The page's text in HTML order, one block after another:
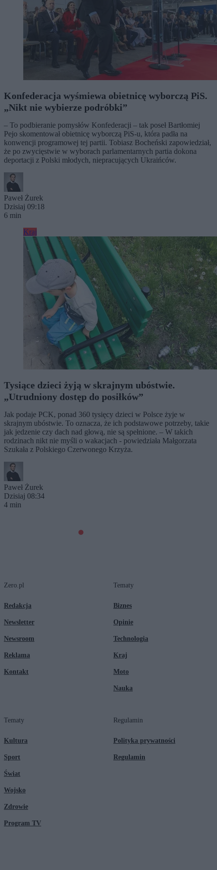
Konfederacja wyśmiewa obietnicę wyborczą PiS.
„Nikt nie wybierze podróbki”
– To podbieranie pomysłów Konfederacji – tak poseł Bartłomiej
Pejo skomentował obietnicę wyborczą PiS-u, która padła na
konwencji programowej tej partii. Tobiasz Bocheński zapowiedział,
że po zwycięstwie w wyborach parlamentarnych partia dokona
deportacji z Polski młodych, niepracujących Ukraińców.
Paweł Żurek
Dzisiaj 09:18
6 min
Kraj
Tysiące dzieci żyją w skrajnym ubóstwie.
„Utrudniony dostęp do posiłków”
Jak podaje PCK, ponad 360 tysięcy dzieci w Polsce żyje w
skrajnym ubóstwie. To oznacza, że ich podstawowe potrzeby, takie
jak jedzenie czy dach nad głową, nie są spełnione. – W takich
rodzinach nikt nie myśli o wakacjach - powiedziała Małgorzata
Szukała z Polskiego Czerwonego Krzyża.
Paweł Żurek
Dzisiaj 08:34
4 min
Zero.pl
Redakcja
Newsletter
Newsroom
Reklama
Kontakt
Tematy
Biznes
Opinie
Technologia
Kraj
Moto
Nauka
Tematy
Kultura
Sport
Świat
Wojsko
Zdrowie
Program TV
Regulamin
Polityka prywatności
Regulamin